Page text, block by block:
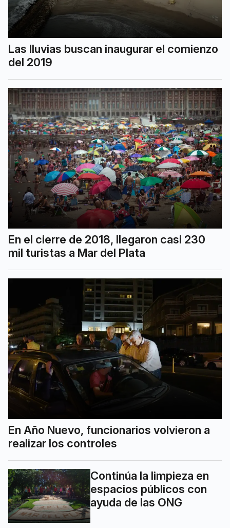
Las lluvias buscan inaugurar el comienzo
del 2019
En el cierre de 2018, llegaron casi 230
mil turistas a Mar del Plata
En Año Nuevo, funcionarios volvieron a
realizar los controles
Continúa la limpieza en
espacios públicos con
ayuda de las ONG